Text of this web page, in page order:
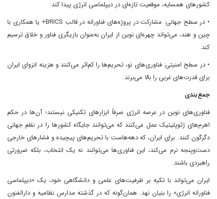
کشورهای همسایه، موقعیت تازه‌ای در دیپلماسی انرژی پیدا کند.
• در سطح جهانی: مشارکت در پروژه‌های فناورانه در قالب BRICS+ یا همکاری با
چین و هند، می‌تواند چهره‌ای نوین از ایران به‌عنوان بازیگری فناور و خلاق ترسیم
کند.
• در سطح امنیتی: فناوری‌های نو، تحریم‌ها را کم‌اثر می‌کنند و هزینه انزوای ایران
برای قدرت‌های غربی را بالا می‌برند.
جمع‌بندی
فناوری‌های نوین در عرصه انرژی صرفاً ابزارهای تکنیکی نیستند؛ آن‌ها در حکم
اهرم‌های ژئوپلیتیک عمل می‌کنند که می‌توانند جایگاه کشورها را در نظم جهانی
دگرگون کنند. برای ایران، که دهه‌هاست با تحریم‌های پیچیده و فشارهای خارجی
دست‌وپنجه نرم می‌کند، این فناوری‌ها می‌توانند نه یک انتخاب، بلکه ضرورتی
راهبردی باشند.
ایران می‌تواند با تکیه بر ظرفیت‌های علمی و دانشگاهی خود، یک «دیپلماسی
فناورانه انرژی» را بنیان نهد. همان‌گونه که در گذشته مدارس نظامیه و دارالفنون